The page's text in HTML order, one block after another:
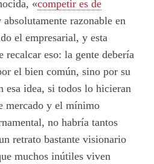
«competir es de
absolutamente razonable en
el empresarial, y esta
recalcar eso: la gente debería
el bien común, sino por su
esa idea, si todos lo hicieran
mercado y el mínimo
no habría tantos
retrato bastante visionario
muchos inútiles viven